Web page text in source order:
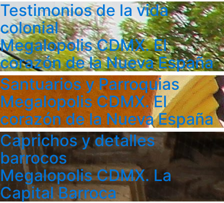
Testimonios de la vida
colonial
Megalopolis CDMX. El
corazón de la Nueva España
Santuarios y Parroquias
Megalopolis CDMX. El
corazón de la Nueva España
Caprichos y detalles
barrocos
Megalopolis CDMX. La
Capital Barroca